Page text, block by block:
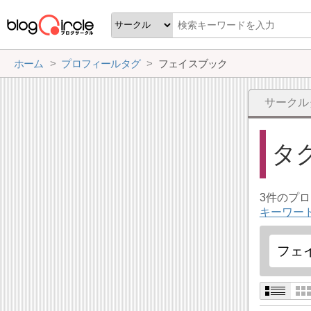
ホーム プロフィールタグ フェイスブック
サーク
タ
3件のプ
キーワー